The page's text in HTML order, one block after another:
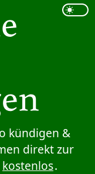
kündigen &
direkt zur
kostenlos.